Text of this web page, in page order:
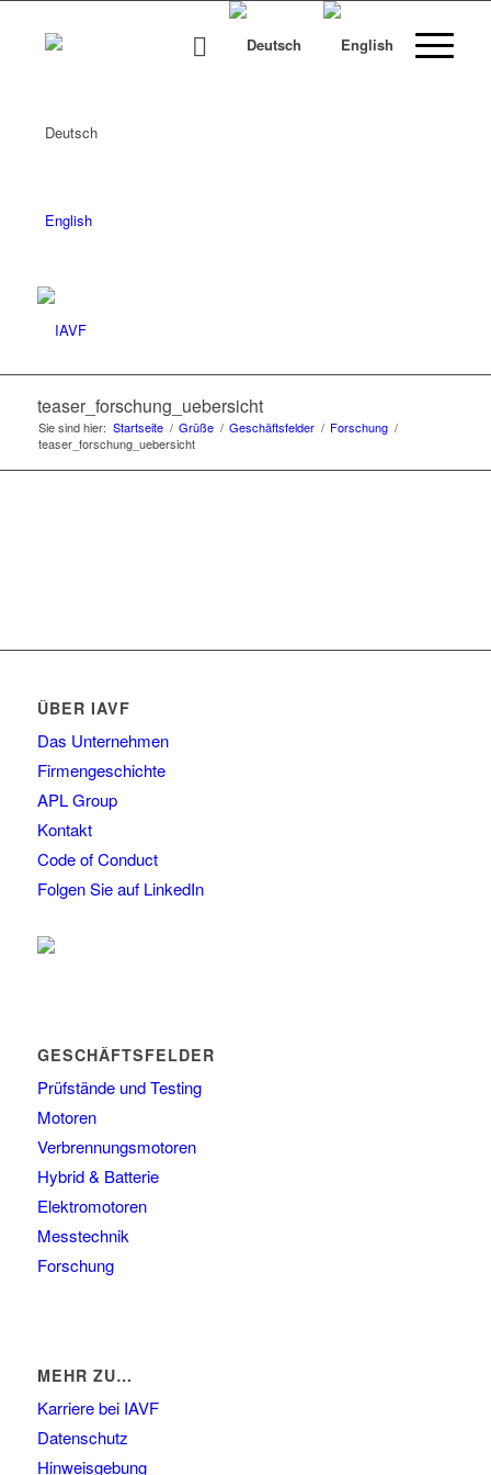
Deutsch
English
teaser_forschung_uebersicht
Sie sind hier: Startseite / Grüße / Geschäftsfelder / Forschung /
teaser_forschung_uebersicht
ÜBER IAVF
Das Unternehmen
Firmengeschichte
APL Group
Kontakt
Code of Conduct
Folgen Sie auf LinkedIn
GESCHÄFTSFELDER
Prüfstände und Testing
Motoren
Verbrennungsmotoren
Hybrid & Batterie
Elektromotoren
Messtechnik
Forschung
MEHR ZU…
Karriere bei IAVF
Datenschutz
Hinweisgebung